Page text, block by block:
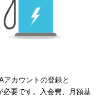
アカウントの登録と
要です。入会費、月額基